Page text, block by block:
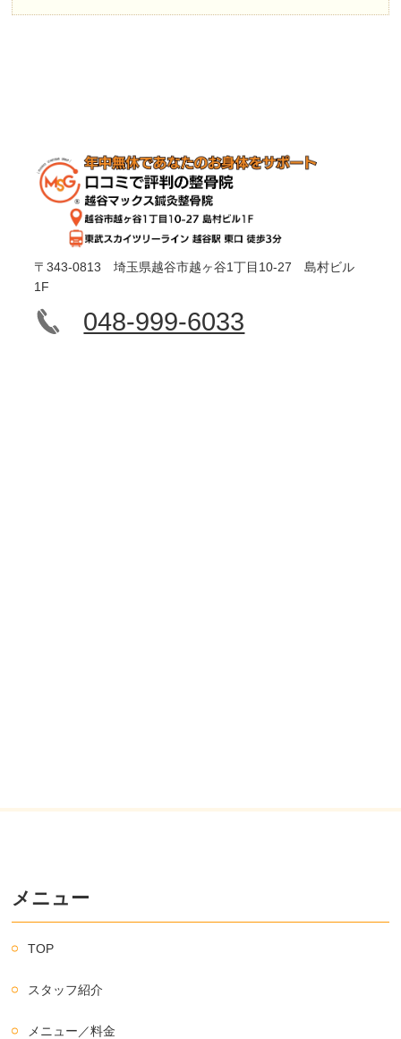
〒343-0813 埼玉県越谷市越ヶ谷1丁目10-27 島村ビル
1F
048-999-6033
メニュー
TOP
スタッフ紹介
メニュー／料金